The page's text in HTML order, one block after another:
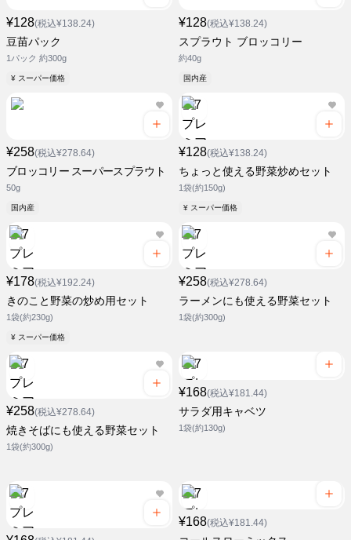
¥128(税込¥138.24)
豆苗パック
1パック 約300g
¥ スーパー価格
¥128(税込¥138.24)
スプラウト ブロッコリー
約40g
国内産
¥258(税込¥278.64)
ブロッコリー スーパースプラウト
50g
国内産
¥128(税込¥138.24)
ちょっと使える野菜炒めセット
1袋(約150g)
¥ スーパー価格
¥178(税込¥192.24)
きのこと野菜の炒め用セット
1袋(約230g)
¥ スーパー価格
¥258(税込¥278.64)
ラーメンにも使える野菜セット
1袋(約300g)
¥258(税込¥278.64)
焼きそばにも使える野菜セット
1袋(約300g)
¥168(税込¥181.44)
サラダ用キャベツ
1袋(約130g)
¥168(税込¥181.44)